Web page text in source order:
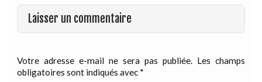
Laisser un commentaire
Votre adresse e-mail ne sera pas publiée. Les champs
obligatoires sont indiqués avec *